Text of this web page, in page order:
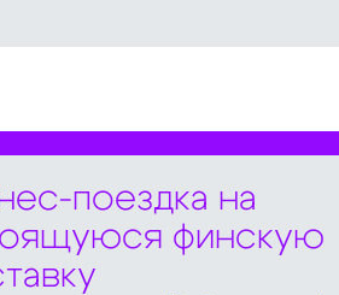
поездка на
финскую